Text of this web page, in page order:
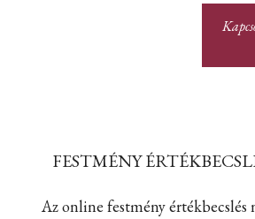
FESTMÉNY
Az online festmény értékbecslés